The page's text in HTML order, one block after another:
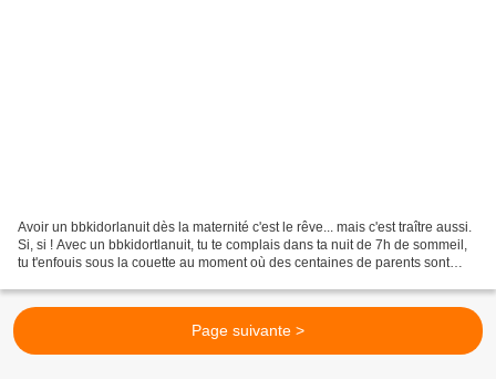
Avoir un bbkidorlanuit dès la maternité c'est le rêve... mais c'est traître aussi.
Si, si ! Avec un bbkidortlanuit, tu te complais dans ta nuit de 7h de sommeil,
tu t'enfouis sous la couette au moment où des centaines de parents sont
Page suivante >